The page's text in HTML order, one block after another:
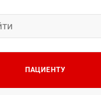
ПАЦИЕНТУ